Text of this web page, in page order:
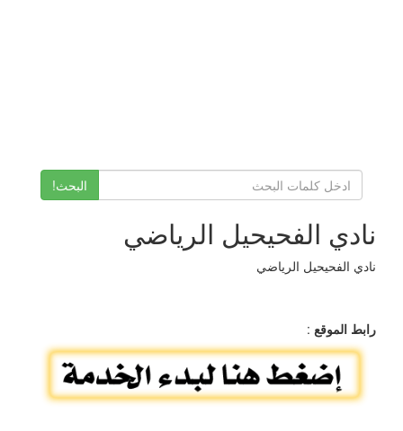
البحث!
نادي الفحيحيل الرياضي
نادي الفحيحيل الرياضي
رابط الموقع :